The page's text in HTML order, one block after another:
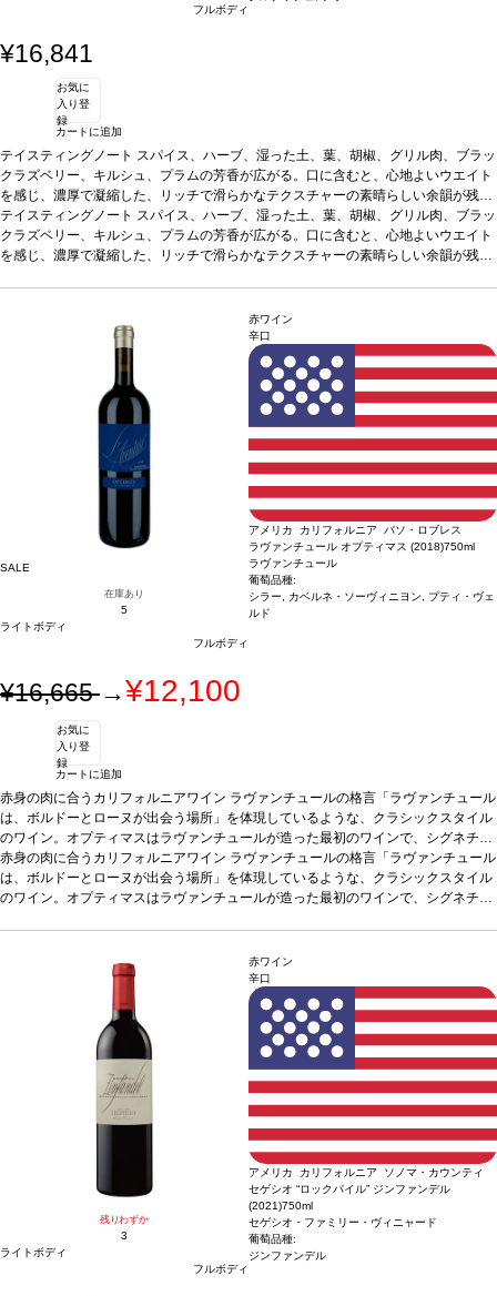
フルボディ
¥16,841
お気に
入り登
録
カートに追加
テイスティングノート スパイス、ハーブ、湿った土、葉、胡椒、グリル肉、ブラッ
クラズベリー、キルシュ、プラムの芳香が広がる。口に含むと、心地よいウエイト
を感じ、濃厚で凝縮した、リッチで滑らかなテクスチャーの素晴らしい余韻が残
る。合う料理イノシシなどの赤身肉ジビエ、牛肉、ラム、トマトソースパスタ、
チリコンカン、鴨のコンフィ/ガーリックソーセージ/スモーキーなベーコン添えの
ビーフ・ブルギニヨン葡萄品種グルナッシュ 80%、シラー 20%
テイスティングノート スパイス、ハーブ、湿った土、葉、胡椒、グリル肉、ブラッ
クラズベリー、キルシュ、プラムの芳香が広がる。口に含むと、心地よいウエイト
を感じ、濃厚で凝縮した、リッチで滑らかなテクスチャーの素晴らしい余韻が残
グルナッシュ 80%、シラー 20%
SALE
在庫あり
5
ライトボディ
フルボディ
赤ワイン
辛口
アメリカ カリフォルニア パソ・ロブレス
ラヴァンチュール オプティマス (2018)750ml
ラヴァンチュール
葡萄品種:
シラー, カベルネ・ソーヴィニヨン, プティ・ヴェ
ルド
¥16,665→¥12,100
お気に
入り登
録
カートに追加
赤身の肉に合うカリフォルニアワイン ラヴァンチュールの格言「ラヴァンチュール
は、ボルドーとローヌが出会う場所」を体現しているような、クラシックスタイル
のワイン。オプティマスはラヴァンチュールが造った最初のワインで、シグネチャ
ーブレンドとして知られている。若いうちから飲めて、価格も手ごろ。ラヴァンチ
ュールワインのラインアップへの、完璧な導入となるワインです。テイスティング
ノート深みのある紫色。クレーム・ド・カシス、ブラックリコリス、タバコ、チョ
知るための最適なエントリーワイン。10年以上は美味しく飲める一本 by ジェブ・
合う料理ローストビーフ、ラム、家きん、スパイスの効いた料理
シラー 56%、カベルネ・ソーヴィニヨン 32%、プティ・ヴェルド 12% ※ラヴ
ァンチュールの畑で栽培した葡萄100%使用
赤身の肉に合うカリフォルニアワイン ラヴァンチュールの格言「ラヴァンチュール
は、ボルドーとローヌが出会う場所」を体現しているような、クラシックスタイル
のワイン。オプティマスはラヴァンチュールが造った最初のワインで、シグネチャ
深みのある紫色。クレーム・ド・カシス、ブラックリコリス、タバコ、チョ
コレートの美しい含みを示し、石と土のミネラルも感じられる。リッチなミディア
ムからフルボディ、美しくピュアで滑らかなタンニンを持つ。ラヴァンチュールを
知るための最適なエントリーワイン。10年以上は美味しく飲める一本 by ジェブ・
合う料理ローストビーフ、ラム、家きん、スパイスの効いた料理葡萄品
シラー 56%、カベルネ・ソーヴィニヨン 32%、プティ・ヴェルド 12% ※ラヴ
ァンチュールの畑で栽培した葡萄100%使用
残りわずか
3
ライトボディ
フルボディ
赤ワイン
辛口
アメリカ カリフォルニア ソノマ・カウンティ
セゲシオ “ロックパイル” ジンファンデル
(2021)750ml
セゲシオ・ファミリー・ヴィニャード
葡萄品種:
ジンファンデル